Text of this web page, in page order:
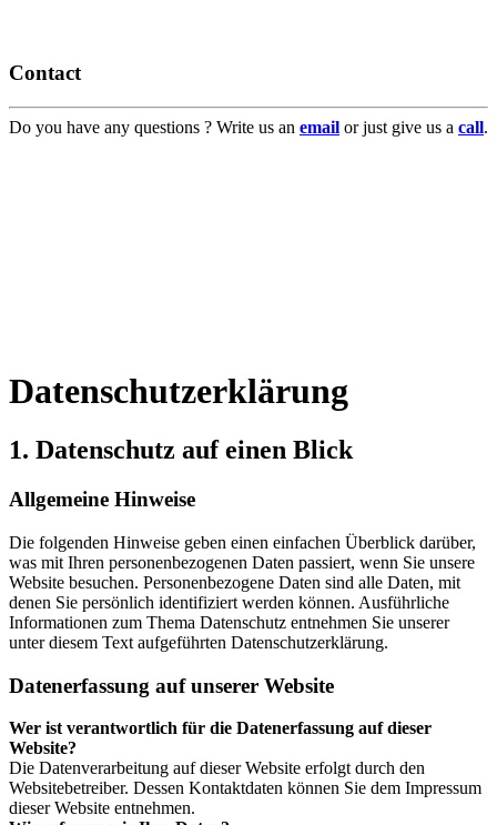
Contact
Do you have any questions ? Write us an email or just give us a call.
Datenschutzerklärung
1. Datenschutz auf einen Blick
Allgemeine Hinweise
Die folgenden Hinweise geben einen einfachen Überblick darüber,
was mit Ihren personenbezogenen Daten passiert, wenn Sie unsere
Website besuchen. Personenbezogene Daten sind alle Daten, mit
denen Sie persönlich identifiziert werden können. Ausführliche
Informationen zum Thema Datenschutz entnehmen Sie unserer
unter diesem Text aufgeführten Datenschutzerklärung.
Datenerfassung auf unserer Website
Wer ist verantwortlich für die Datenerfassung auf dieser
Website?
Die Datenverarbeitung auf dieser Website erfolgt durch den
Websitebetreiber. Dessen Kontaktdaten können Sie dem Impressum
dieser Website entnehmen.